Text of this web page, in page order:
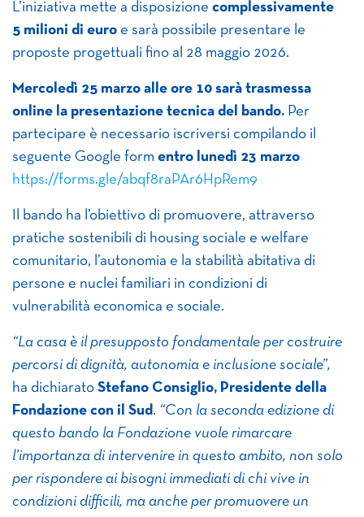
L’iniziativa mette a disposizione complessivamente
5 milioni di euro e sarà possibile presentare le
proposte progettuali fino al 28 maggio 2026.
Mercoledì 25 marzo alle ore 10 sarà trasmessa
online la presentazione tecnica del bando. Per
partecipare è necessario iscriversi compilando il
seguente Google form entro lunedì 23 marzo
https://forms.gle/abqf8raPAr6HpRem9
Il bando ha l’obiettivo di promuovere, attraverso
pratiche sostenibili di housing sociale e welfare
comunitario, l’autonomia e la stabilità abitativa di
persone e nuclei familiari in condizioni di
vulnerabilità economica e sociale.
“La casa è il presupposto fondamentale per costruire
percorsi di dignità, autonomia e inclusione sociale”,
ha dichiarato Stefano Consiglio, Presidente della
Fondazione con il Sud . “Con la seconda edizione di
questo bando la Fondazione vuole rimarcare
l’importanza di intervenire in questo ambito, non solo
per rispondere ai bisogni immediati di chi vive in
condizioni difficili, ma anche per promuovere un